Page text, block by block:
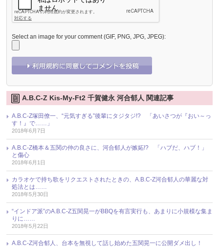
Select an image for your comment (GIF, PNG, JPG, JPEG):
A.B.C-Z Kis-My-Ft2 千賀健永 河合郁人 関連記事
A.B.C-Z塚田僚一、“元気すぎる”後輩にタジタジ!? 「あいさつが『おい～っ
す！』で……」
2018年6月7日
A.B.C-Z橋本＆五関の仲の良さに、河合郁人が嫉妬!? 「ハブだ、ハブ！」
と傷心
2018年6月1日
カラオケで持ち歌をリクエストされたときの、A.B.C-Z河合郁人の華麗な対
処法とは……
2018年5月30日
“インドア派”のA.B.C-Z五関晃一がBBQを有言実行も、あまりに小規模な集ま
りに……
2018年5月22日
A.B.C-Z河合郁人、台本を無視して話し始めた五関晃一に公開ダメ出し！